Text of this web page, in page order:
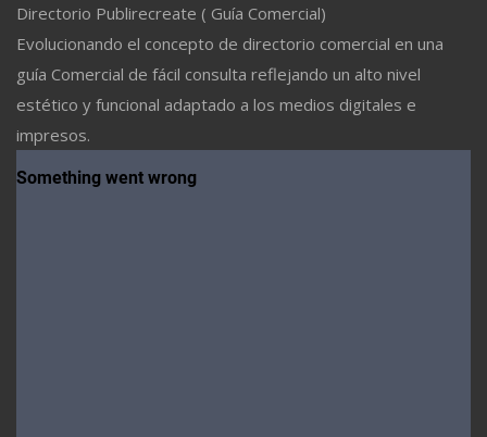
Directorio Publirecreate ( Guía Comercial)
Evolucionando el concepto de directorio comercial en una
guía Comercial de fácil consulta reflejando un alto nivel
estético y funcional adaptado a los medios digitales e
impresos.